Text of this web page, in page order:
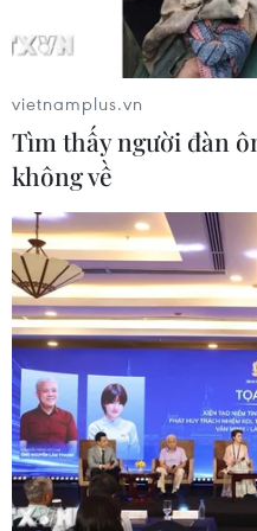
10/08/2026 04:53
Đột phá thể chế và
lực phát triển mới
10/08/2026 04:37
vietnamplus.vn
Tìm thấy người đàn
không về